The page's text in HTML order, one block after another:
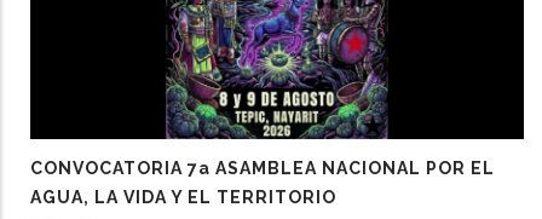
CONVOCATORIA 7a ASAMBLEA NACIONAL POR EL
AGUA, LA VIDA Y EL TERRITORIO